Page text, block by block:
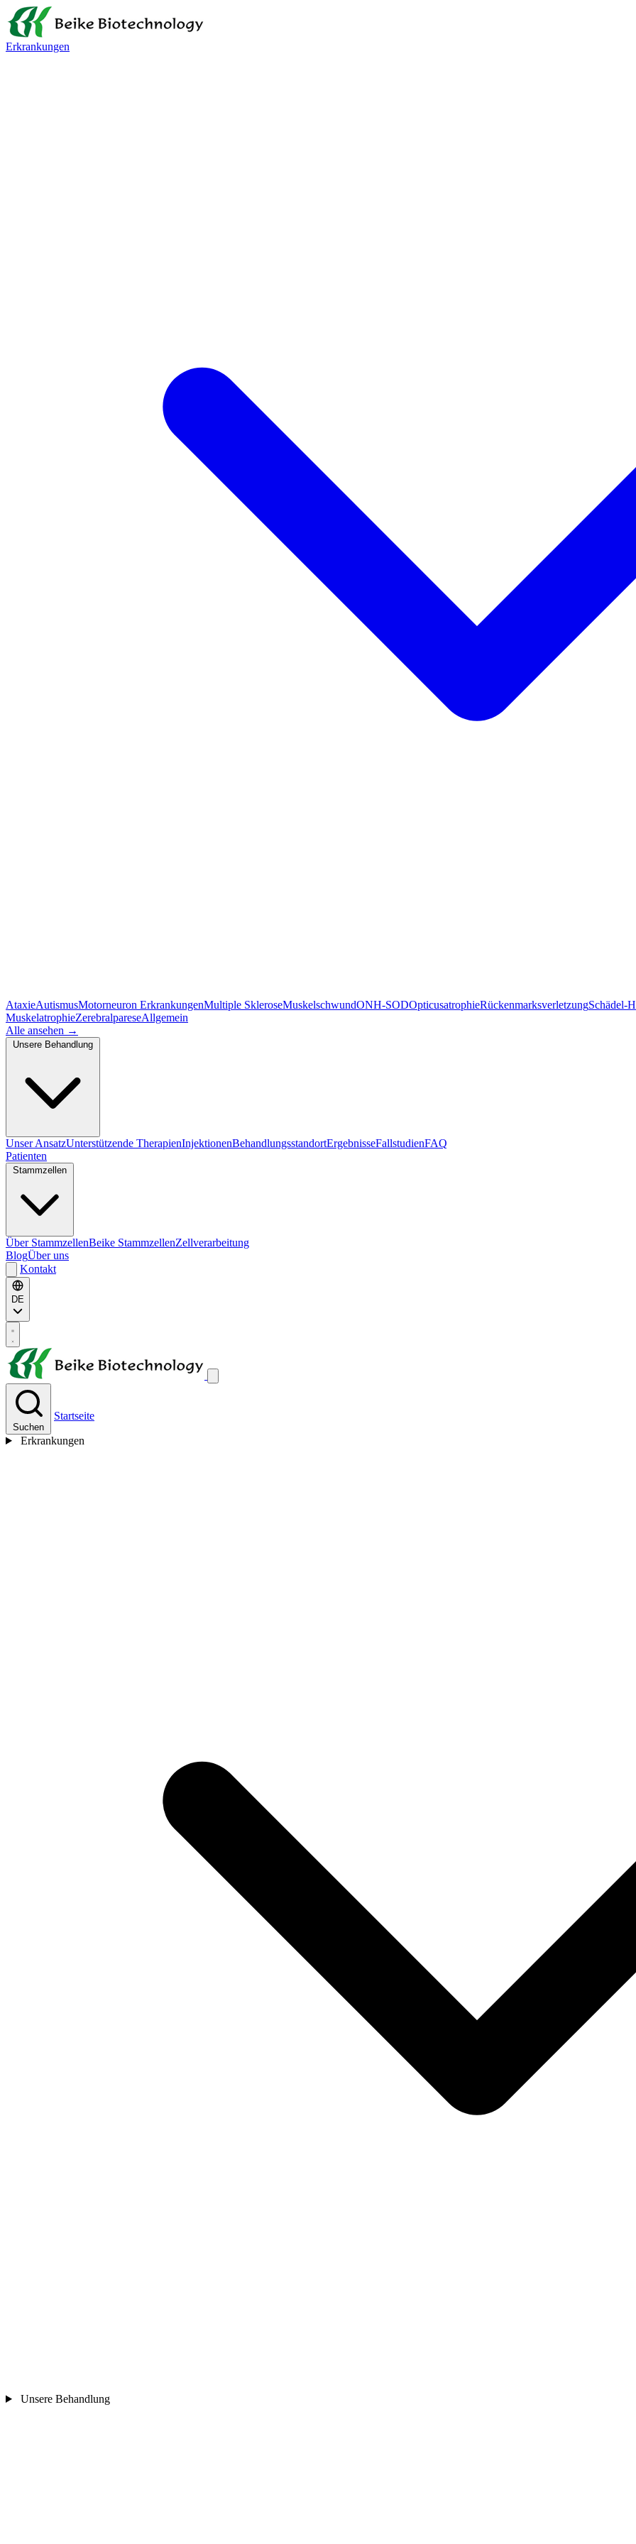
Erkrankungen
AtaxieAutismusMotorneuron ErkrankungenMultiple SkleroseMuskelschwundONH-SODOpticusatrophieRückenmarksverletzungSchädel-
MuskelatrophieZerebralpareseAllgemein
Alle ansehen →
Unser AnsatzUnterstützende TherapienInjektionenBehandlungsstandortErgebnisseFallstudienFAQ
Patienten
Über StammzellenBeike StammzellenZellverarbeitung
BlogÜber uns
Kontakt
DE
Suchen
Startseite
Erkrankungen
Unsere Behandlung